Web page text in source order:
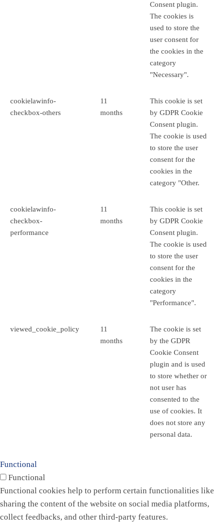
Consent plugin.
The cookies is
used to store the
user consent for
the cookies in the
category
"Necessary".
cookielawinfo-
checkbox-others
11
months
This cookie is set
by GDPR Cookie
Consent plugin.
The cookie is used
to store the user
consent for the
cookies in the
category "Other.
cookielawinfo-
checkbox-
performance
11
months
This cookie is set
by GDPR Cookie
Consent plugin.
The cookie is used
to store the user
consent for the
cookies in the
category
"Performance".
viewed_cookie_policy
11
months
The cookie is set
by the GDPR
Cookie Consent
plugin and is used
to store whether or
not user has
consented to the
use of cookies. It
does not store any
personal data.
Functional
Functional
Functional cookies help to perform certain functionalities like
sharing the content of the website on social media platforms,
collect feedbacks, and other third-party features.